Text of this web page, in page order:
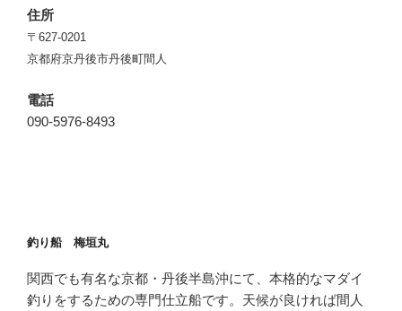
住所
〒627-0201
京都府京丹後市丹後町間人
電話
090-5976-8493
釣り船 梅垣丸
関西でも有名な京都・丹後半島沖にて、本格的なマダイ
釣りをするための専門仕立船です。天候が良ければ間人